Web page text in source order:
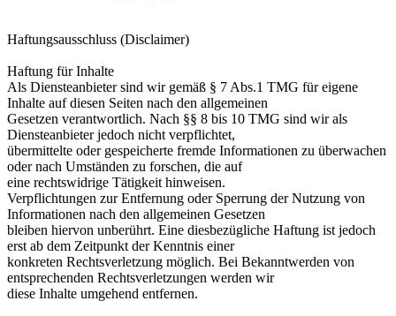
Haftungsausschluss (Disclaimer)
Haftung für Inhalte
Als Diensteanbieter sind wir gemäß § 7 Abs.1 TMG für eigene
Inhalte auf diesen Seiten nach den allgemeinen
Gesetzen verantwortlich. Nach §§ 8 bis 10 TMG sind wir als
Diensteanbieter jedoch nicht verpflichtet,
übermittelte oder gespeicherte fremde Informationen zu überwachen
oder nach Umständen zu forschen, die auf
eine rechtswidrige Tätigkeit hinweisen.
Verpflichtungen zur Entfernung oder Sperrung der Nutzung von
Informationen nach den allgemeinen Gesetzen
bleiben hiervon unberührt. Eine diesbezügliche Haftung ist jedoch
erst ab dem Zeitpunkt der Kenntnis einer
konkreten Rechtsverletzung möglich. Bei Bekanntwerden von
entsprechenden Rechtsverletzungen werden wir
diese Inhalte umgehend entfernen.